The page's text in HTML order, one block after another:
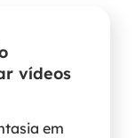
vídeos
em